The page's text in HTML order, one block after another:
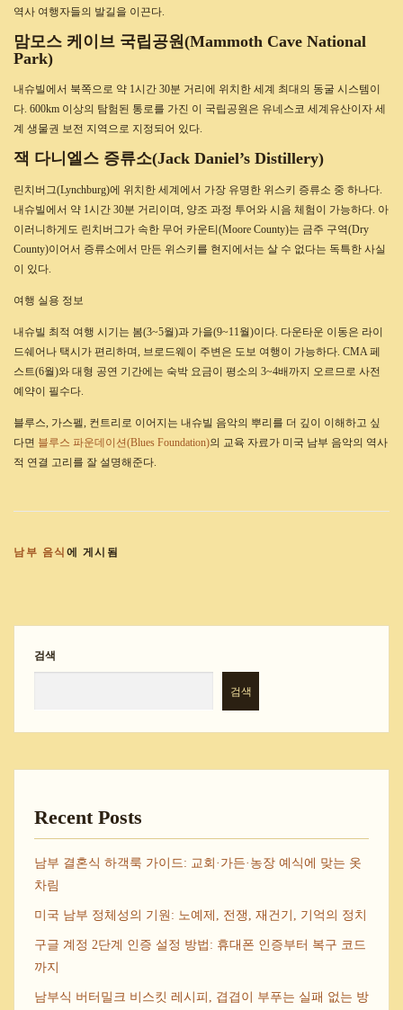
역사 여행자들의 발길을 이끈다.
맘모스 케이브 국립공원(Mammoth Cave National
Park)
내슈빌에서 북쪽으로 약 1시간 30분 거리에 위치한 세계 최대의 동굴 시스템이
다. 600km 이상의 탐험된 통로를 가진 이 국립공원은 유네스코 세계유산이자 세
계 생물권 보전 지역으로 지정되어 있다.
잭 다니엘스 증류소(Jack Daniel’s Distillery)
린치버그(Lynchburg)에 위치한 세계에서 가장 유명한 위스키 증류소 중 하나다.
내슈빌에서 약 1시간 30분 거리이며, 양조 과정 투어와 시음 체험이 가능하다. 아
이러니하게도 린치버그가 속한 무어 카운티(Moore County)는 금주 구역(Dry
County)이어서 증류소에서 만든 위스키를 현지에서는 살 수 없다는 독특한 사실
이 있다.
여행 실용 정보
내슈빌 최적 여행 시기는 봄(3~5월)과 가을(9~11월)이다. 다운타운 이동은 라이
드쉐어나 택시가 편리하며, 브로드웨이 주변은 도보 여행이 가능하다. CMA 페
스트(6월)와 대형 공연 기간에는 숙박 요금이 평소의 3~4배까지 오르므로 사전
예약이 필수다.
블루스, 가스펠, 컨트리로 이어지는 내슈빌 음악의 뿌리를 더 깊이 이해하고 싶
다면 블루스 파운데이션(Blues Foundation)의 교육 자료가 미국 남부 음악의 역사
적 연결 고리를 잘 설명해준다.
남부 음식 에 게시됨
검색
검색
Recent Posts
남부 결혼식 하객룩 가이드: 교회·가든·농장 예식에 맞는 옷
차림
미국 남부 정체성의 기원: 노예제, 전쟁, 재건기, 기억의 정치
구글 계정 2단계 인증 설정 방법: 휴대폰 인증부터 복구 코드
까지
남부식 버터밀크 비스킷 레시피, 겹겹이 부푸는 실패 없는 방